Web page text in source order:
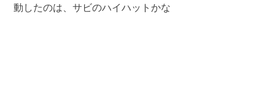
動したのは、サビのハイハットかな